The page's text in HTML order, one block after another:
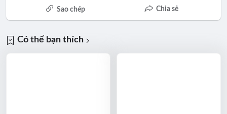
Sao chép Chia sẻ
Có thể bạn thích